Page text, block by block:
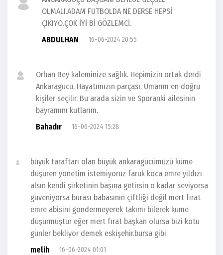
OLMALI.ADAM FUTBOLDA NE DERSE HEPSİ
ÇIKIYO.ÇOK İYİ Bİ GÖZLEMCİ.
ABDULHAN
16-06-2024 20:55
Orhan Bey kaleminize sağlık. Hepimizin ortak derdi
Ankaragücü. Hayatımızın parçası. Umarım en doğru
kişiler seçilir. Bu arada sizin ve Sporanki ailesinin
bayramını kutlarım.
Bahadır
16-06-2024 15:28
büyük taraftarı olan büyük ankaragücümüzü küme
düşüren yönetim istemiyoruz faruk koca emre yıldızı
alsın kendi şirketinin başına getirsin o kadar seviyorsa
güveniyorsa burası babasının çiftliği değil mert fırat
emre abisini göndermeyerek takımı bilerek küme
düşürmüştür eğer mert fırat başkan olursa bizi kötü
günler bekliyor demek eskişehir.bursa gibi
melih
16-06-2024 01:01